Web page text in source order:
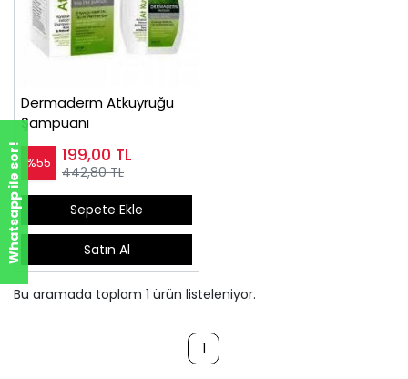
Dermaderm Atkuyruğu
Şampuanı
%55 199,00 TL
442,80 TL
Sepete Ekle
Satın Al
Bu aramada toplam 1 ürün listeleniyor.
1
Whatsapp ile sor!